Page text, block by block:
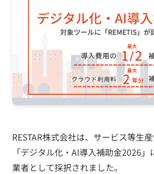
資料請求
無料デモリク
RESTAR株式会社は、サービス等生
「デジタル化・AI導入補助金2026
業者として採択されました。